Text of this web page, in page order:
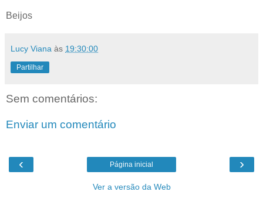
Beijos
Lucy Viana às 19:30:00
Partilhar
Sem comentários:
Enviar um comentário
‹ ›
Página inicial
Ver a versão da Web